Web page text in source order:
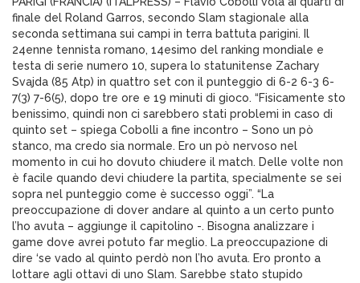
finale del Roland Garros, secondo Slam stagionale alla
seconda settimana sui campi in terra battuta parigini. Il
24enne tennista romano, 14esimo del ranking mondiale e
testa di serie numero 10, supera lo statunitense Zachary
Svajda (85 Atp) in quattro set con il punteggio di 6-2 6-3 6-
7(3) 7-6(5), dopo tre ore e 19 minuti di gioco. “Fisicamente sto
benissimo, quindi non ci sarebbero stati problemi in caso di
quinto set – spiega Cobolli a fine incontro – Sono un pò
stanco, ma credo sia normale. Ero un pò nervoso nel
momento in cui ho dovuto chiudere il match. Delle volte non
è facile quando devi chiudere la partita, specialmente se sei
sopra nel punteggio come è successo oggi”. “La
preoccupazione di dover andare al quinto a un certo punto
l’ho avuta – aggiunge il capitolino -. Bisogna analizzare i
game dove avrei potuto far meglio. La preoccupazione di
dire ‘se vado al quinto perdò non l’ho avuta. Ero pronto a
lottare agli ottavi di uno Slam. Sarebbe stato stupido